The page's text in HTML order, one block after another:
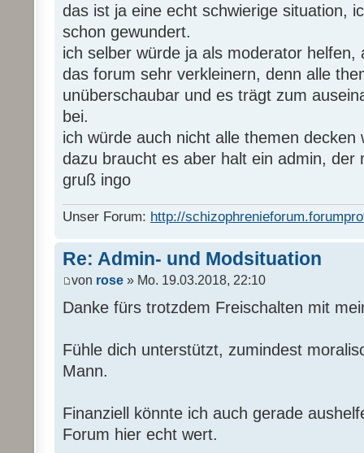
das ist ja eine echt schwierige situation,
schon gewundert.
ich selber würde ja als moderator
das forum sehr verkleinern, denn alle
unüberschaubar und es trägt zum
bei.
ich würde auch nicht alle themen decken
dazu braucht es aber halt ein admin, der
gruß ingo
Unser Forum: http://
Re: Admin- und Modsituation
von rose » Mo. 19.03.2018, 22:10
Danke fürs trotzdem Freischalten mit
Fühle dich unterstützt, zumindest
Mann.
Finanziell könnte ich auch gerade
Forum hier echt wert.